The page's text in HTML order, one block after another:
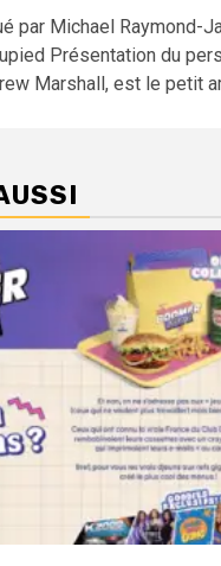
par Michael Raymond-
Présentation du
Marshall, est le petit